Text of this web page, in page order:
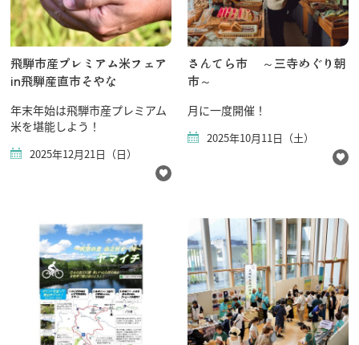
飛騨市産プレミアム米フェア
in飛騨産直市そやな
年末年始は飛騨市産プレミアム
米を堪能しよう！
2025年12月21日（日）
さんてら市 ～三寺めぐり朝
市～
月に一度開催！
2025年10月11日（土）